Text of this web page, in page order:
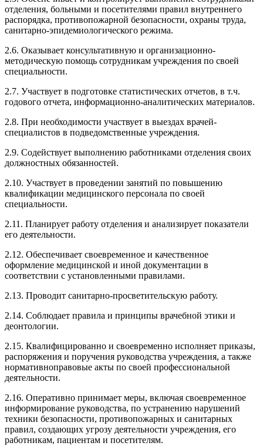
отделения, больными и посетителями правил внутреннего
распорядка, противопожарной безопасности, охраны труда,
санитарно-эпидемиологического режима.
2.6. Оказывает консультативную и организационно-
методическую помощь сотрудникам учреждения по своей
специальности.
2.7. Участвует в подготовке статистических отчетов, в т.ч.
годового отчета, информационно-аналитических материалов.
2.8. При необходимости участвует в выездах врачей-
специалистов в подведомственные учреждения.
2.9. Содействует выполнению работниками отделения своих
должностных обязанностей.
2.10. Участвует в проведении занятий по повышению
квалификации медицинского персонала по своей
специальности.
2.11. Планирует работу отделения и анализирует показатели
его деятельности.
2.12. Обеспечивает своевременное и качественное
оформление медицинской и иной документации в
соответствии с установленными правилами.
2.13. Проводит санитарно-просветительскую работу.
2.14. Соблюдает правила и принципы врачебной этики и
деонтологии.
2.15. Квалифицированно и своевременно исполняет приказы,
распоряжения и поручения руководства учреждения, а также
нормативноправовые акты по своей профессиональной
деятельности.
2.16. Оперативно принимает меры, включая своевременное
информирование руководства, по устранению нарушений
техники безопасности, противопожарных и санитарных
правил, создающих угрозу деятельности учреждения, его
работникам, пациентам и посетителям.